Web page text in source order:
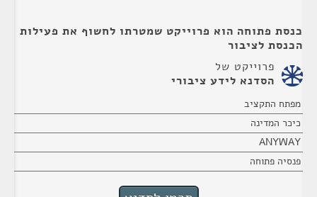
כנסת פתוחה הוא פרוייקט שמטרתו לחשוף את פעילות
הכנסת לציבור
פרוייקט של
הסדנא לידע ציבורי
מפתח התקציב
כיכר המדינה
ANYWAY
פנסיה פתוחה